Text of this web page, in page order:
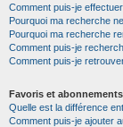
Comment puis-je
Pourquoi ma recherche
Pourquoi ma recherche
Comment puis-je
Comment puis-je
Favoris et abonnements
Quelle est la différence
Comment puis-je ajouter